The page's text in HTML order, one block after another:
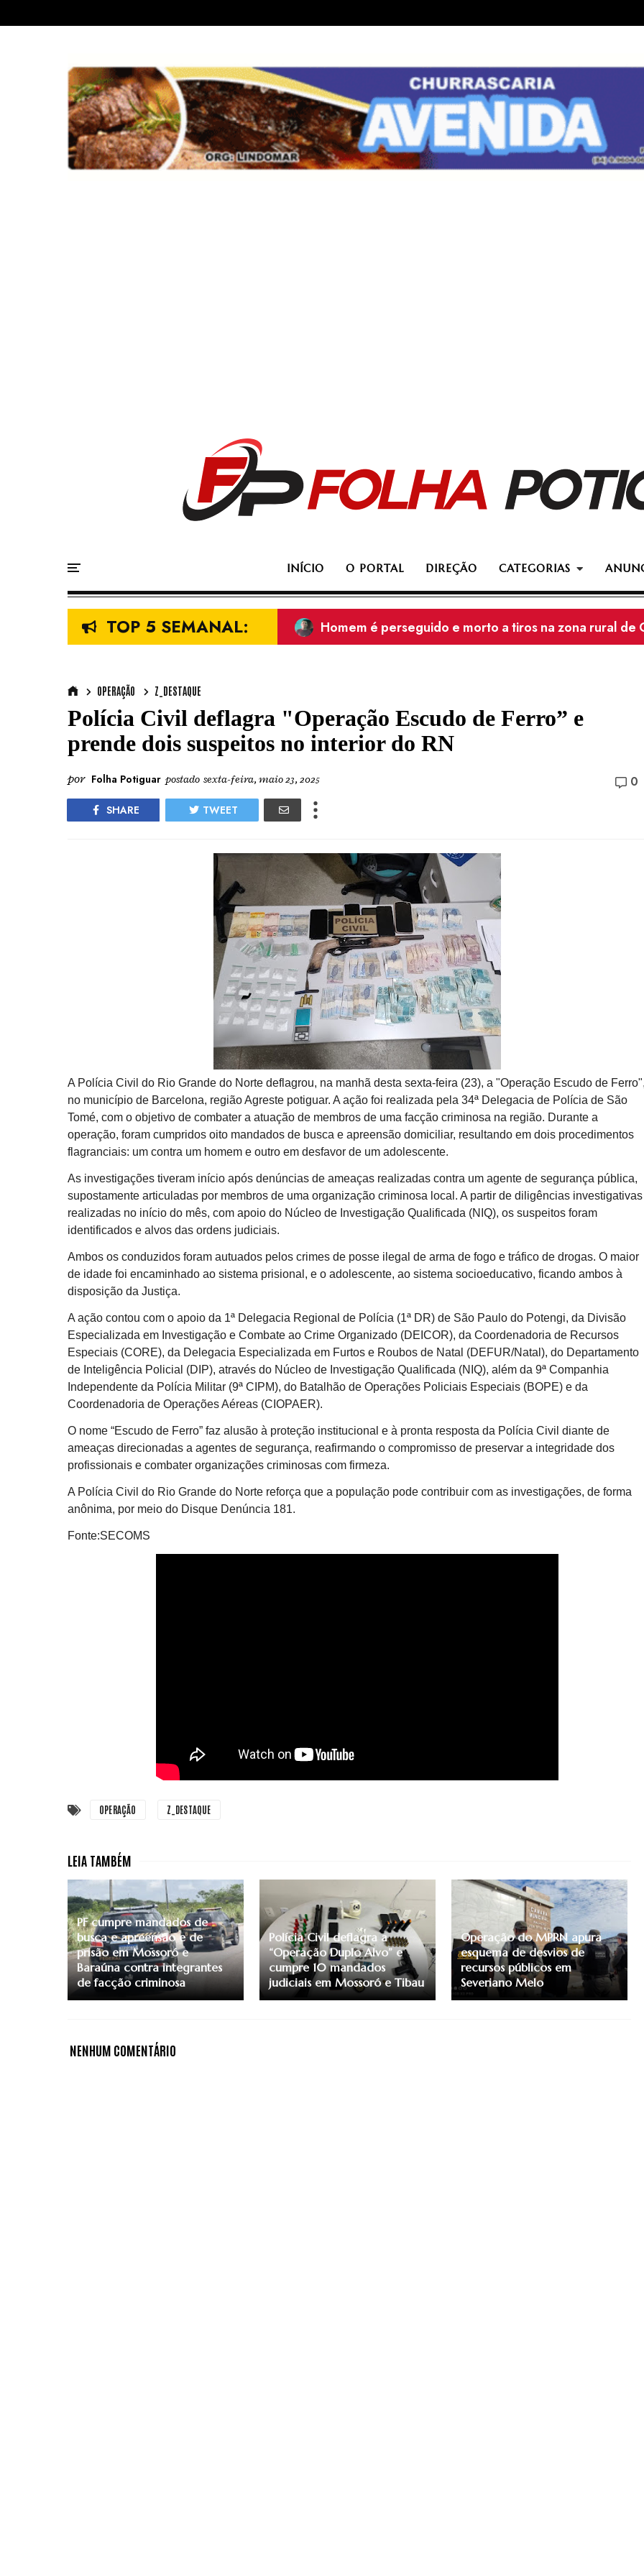
INÍCIO O PORTAL DIREÇÃO CATEGORIAS
TOP 5 SEMANAL: Mossoró registra o 99º homicídio de 2026:
OPERAÇÃO Z_DESTAQUE
Polícia Civil deflagra "Operação Escudo de Ferro” e
prende dois suspeitos no interior do RN
por Folha Potiguar postado sexta-feira, maio 23, 2025 0
SHARE TWEET
A Polícia Civil do Rio Grande do Norte deflagrou, na manhã desta sexta-feira (23), a "Operação Escudo de
no município de Barcelona, região Agreste potiguar. A ação foi realizada pela 34ª Delegacia de Polícia de São
Tomé, com o objetivo de combater a atuação de membros de uma facção criminosa na região. Durante a
operação, foram cumpridos oito mandados de busca e apreensão domiciliar, resultando em dois procedimentos
flagranciais: um contra um homem e outro em desfavor de um adolescente.
As investigações tiveram início após denúncias de ameaças realizadas contra um agente de segurança pública,
supostamente articuladas por membros de uma organização criminosa local. A partir de diligências investigativas
realizadas no início do mês, com apoio do Núcleo de Investigação Qualificada (NIQ), os suspeitos foram
identificados e alvos das ordens judiciais.
Ambos os conduzidos foram autuados pelos crimes de posse ilegal de arma de fogo e tráfico de drogas. O maior
de idade foi encaminhado ao sistema prisional, e o adolescente, ao sistema socioeducativo, ficando ambos à
disposição da Justiça.
A ação contou com o apoio da 1ª Delegacia Regional de Polícia (1ª DR) de São Paulo do Potengi, da Divisão
Especializada em Investigação e Combate ao Crime Organizado (DEICOR), da Coordenadoria de Recursos
Especiais (CORE), da Delegacia Especializada em Furtos e Roubos de Natal (DEFUR/Natal), do Departamento
de Inteligência Policial (DIP), através do Núcleo de Investigação Qualificada (NIQ), além da 9ª Companhia
Independente da Polícia Militar (9ª CIPM), do Batalhão de Operações Policiais Especiais (BOPE) e da
Coordenadoria de Operações Aéreas (CIOPAER).
O nome “Escudo de Ferro” faz alusão à proteção institucional e à pronta resposta da Polícia Civil diante de
ameaças direcionadas a agentes de segurança, reafirmando o compromisso de preservar a integridade dos
profissionais e combater organizações criminosas com firmeza.
A Polícia Civil do Rio Grande do Norte reforça que a população pode contribuir com as investigações, de forma
anônima, por meio do Disque Denúncia 181.
Fonte:SECOMS
OPERAÇÃO Z_DESTAQUE
PF cumpre mandados de
busca e apreensão e de
prisão em Mossoró e
Baraúna contra integrantes
de facção criminosa
Polícia Civil deflagra a
“Operação Duplo Alvo” e
cumpre 10 mandados
judiciais em Mossoró e Tibau
Operação do MPRN apura
esquema de desvios de
recursos públicos em
Severiano Melo
NENHUM COMENTÁRIO